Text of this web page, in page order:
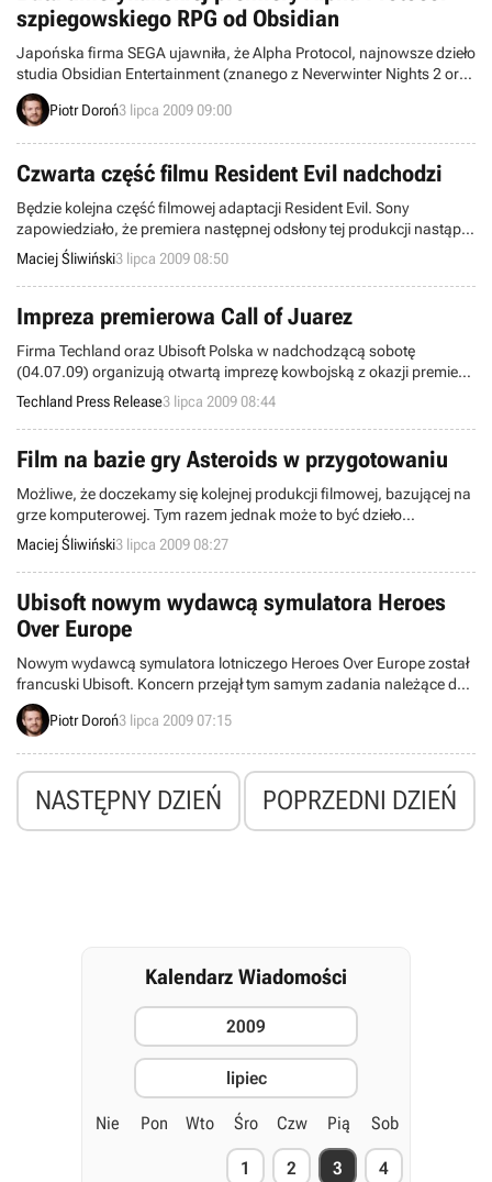
szpiegowskiego RPG od Obsidian
Japońska firma SEGA ujawniła, że Alpha Protocol, najnowsze dzieło
studia Obsidian Entertainment (znanego z Neverwinter Nights 2 oraz
Knights of the Old Republic II), zostanie wydane w Stanach
Zjednoczonych 6 października. Przy okazji produkcja otrzymała
Piotr Doroń3 lipca 2009 09:00
Czwarta część filmu Resident Evil nadchodzi
Będzie kolejna część filmowej adaptacji Resident Evil. Sony
zapowiedziało, że premiera następnej odsłony tej produkcji nastąpi
we wrześniu 2010 roku, a obraz będzie nosił podtytuł Afterlife.
Maciej Śliwiński3 lipca 2009 08:50
Impreza premierowa Call of Juarez
Firma Techland oraz Ubisoft Polska w nadchodzącą sobotę
(04.07.09) organizują otwartą imprezę kowbojską z okazji premiery
polskiej superprodukcji Call of Juarez: Więzy Krwi.
Techland Press Release3 lipca 2009 08:44
Film na bazie gry Asteroids w przygotowaniu
Możliwe, że doczekamy się kolejnej produkcji filmowej, bazującej na
grze komputerowej. Tym razem jednak może to być dzieło
wyjątkowe – studio Universal rozpoczęło prace nad przygotowaniem
scenariusza do filmu opartego na Asteroids, grze zręcznościowej
wydanej w 1976 roku.
Maciej Śliwiński3 lipca 2009 08:27
Ubisoft nowym wydawcą symulatora Heroes
Over Europe
Nowym wydawcą symulatora lotniczego Heroes Over Europe został
francuski Ubisoft. Koncern przejął tym samym zadania należące do
tej pory do firm Red Mile Entertainment oraz Atari, współfinansującej
przez pewien czas deweloping dzieła studia Transmission.
gry. Mianowicie, trafi ona do sklepów we wrześniu bieżącego roku.
Piotr Doroń3 lipca 2009 07:15
NASTĘPNY DZIEŃ POPRZEDNI DZIEŃ
Kalendarz Wiadomości
2009
lipiec
Nie Pon Wto Śro Czw Pią Sob
1 2 3 4